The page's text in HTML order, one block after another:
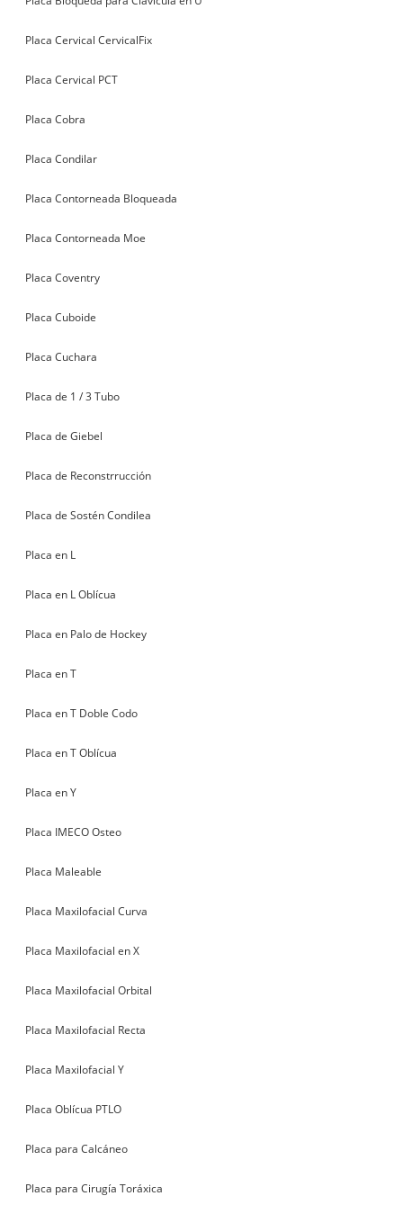
Placa Cervical CervicalFix
Placa Cervical PCT
Placa Cobra
Placa Condilar
Placa Contorneada Bloqueada
Placa Contorneada Moe
Placa Coventry
Placa Cuboide
Placa Cuchara
Placa de 1 / 3 Tubo
Placa de Giebel
Placa de Reconstrrucción
Placa de Sostén Condilea
Placa en L
Placa en L Oblícua
Placa en Palo de Hockey
Placa en T
Placa en T Doble Codo
Placa en T Oblícua
Placa en Y
Placa IMECO Osteo
Placa Maleable
Placa Maxilofacial Curva
Placa Maxilofacial en X
Placa Maxilofacial Orbital
Placa Maxilofacial Recta
Placa Maxilofacial Y
Placa Oblícua PTLO
Placa para Calcáneo
Placa para Cirugía Toráxica